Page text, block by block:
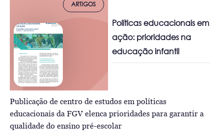
ARTIGOS
Políticas educacionais em
ação: prioridades na
educação infantil
Publicação de centro de estudos em políticas
educacionais da FGV elenca prioridades para garantir a
qualidade do ensino pré-escolar